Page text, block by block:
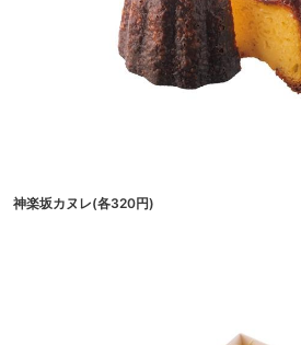
神楽坂カヌレ(各320円)